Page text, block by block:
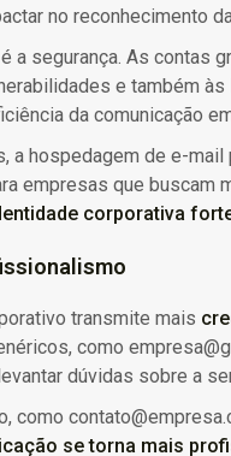
no reconhecimento
a segurança. As contas
e também
da comunicação
a hospedagem de e-
empresas que buscam
corporativa
transmite mais
como
dúvidas sobre a
como
se torna mais